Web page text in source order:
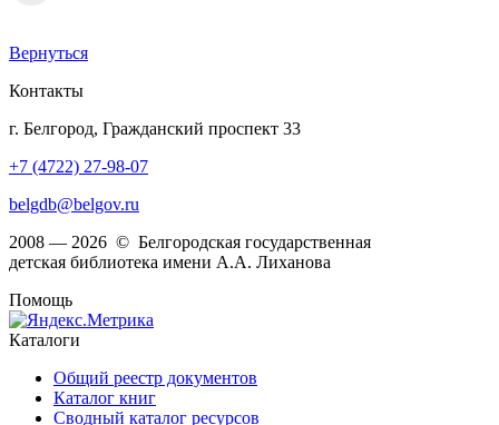
Вернуться
Контакты
г. Белгород, Гражданский проспект 33
+7 (4722) 27-98-07
belgdb@belgov.ru
2008 — 2026 © Белгородская государственная
детская библиотека имени А.А. Лиханова
Помощь
Каталоги
Общий реестр документов
Каталог книг
Сводный каталог ресурсов